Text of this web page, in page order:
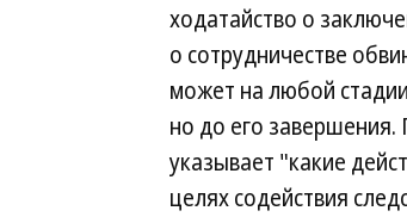
ходатайство о
о сотрудничестве
может на любой
но до его завершения.
указывает "какие
целях содействия